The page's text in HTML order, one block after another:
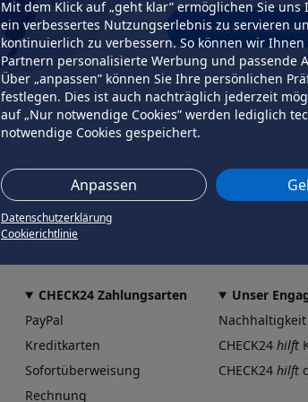
Mit dem Klick auf „geht klar” ermöglichen Sie uns
ein verbessertes Nutzungserlebnis zu servieren
kontinuierlich zu verbessern. So können wir
Partnern personalisierte Werbung und passende
Über „anpassen” können Sie Ihre persönlichen
festlegen. Dies ist auch nachträglich jederzeit
auf „Nur notwendige Cookies” werden lediglich
notwendige Cookies gespeichert.
Anpassen
Datenschutzerklärung
Cookierichtlinie
erneut versuchen
CHECK24 Zahlungsarten
PayPal
Kreditkarten
Sofortüberweisung
Rechnung
Unser
Nachhaltigkeit
CHECK24 hilft
CHECK24 hilft